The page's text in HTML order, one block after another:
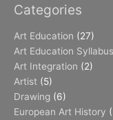
Categories
Art Education (27)
Art Education Syllabus
Art Integration (2)
Artist (5)
Drawing (6)
European Art History